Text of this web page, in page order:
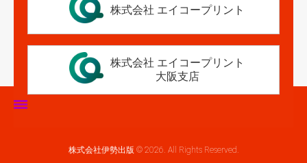
株式会社 エイコープリント
株式会社 エイコープリント
大阪支店
株式会社伊勢出版 © 2026. All Rights Reserved.